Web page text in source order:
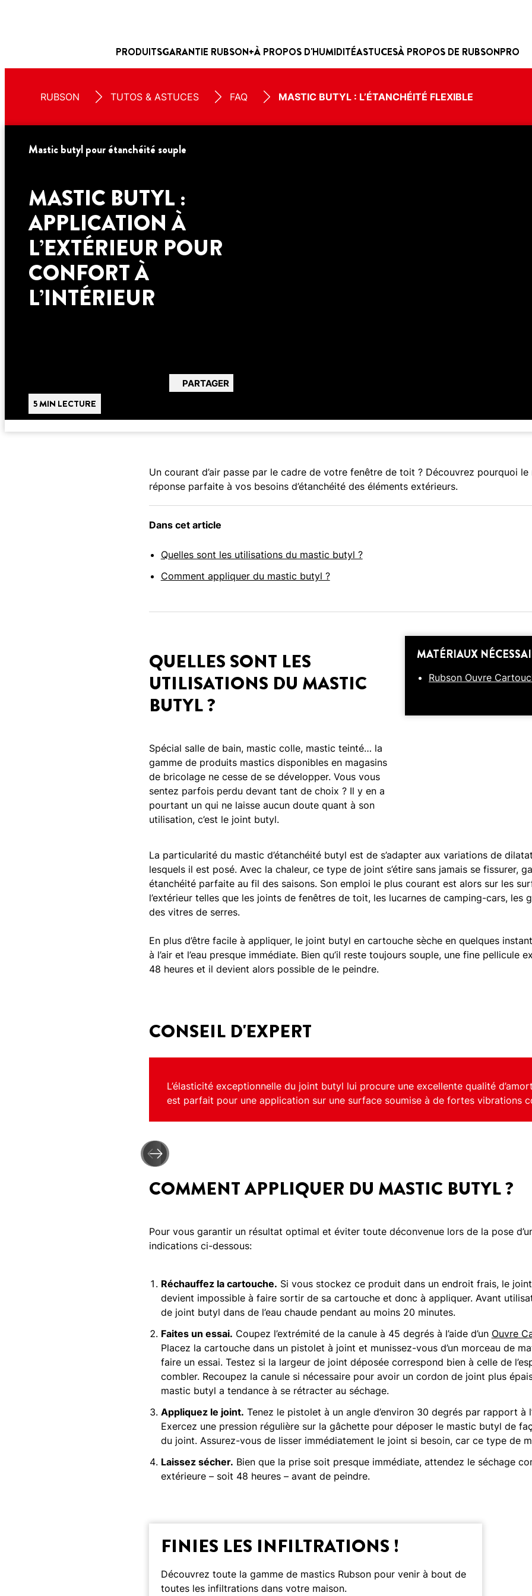
PRODUITSGARANTIE RUBSON+À PROPOS D'HUMIDITÉASTUCESÀ PROPOS DE RUBSONPRO
RUBSON TUTOS & ASTUCES FAQ MASTIC BUTYL : L’ÉTANCHÉITÉ FLEXIBLE
Mastic butyl pour étanchéité souple
MASTIC BUTYL :
APPLICATION À
L’EXTÉRIEUR POUR
CONFORT À
L’INTÉRIEUR
5 MIN LECTURE
PARTAGER
Un courant d’air passe par le cadre de votre fenêtre de toit ? Découvrez pourquoi
réponse parfaite à vos besoins d’étanchéité des éléments extérieurs.
Dans cet article
Quelles sont les utilisations du mastic butyl ?
Comment appliquer du mastic butyl ?
QUELLES SONT LES
UTILISATIONS DU MASTIC
BUTYL ?
Spécial salle de bain, mastic colle, mastic teinté… la
gamme de produits mastics disponibles en magasins
de bricolage ne cesse de se développer. Vous vous
sentez parfois perdu devant tant de choix ? Il y en a
pourtant un qui ne laisse aucun doute quant à son
utilisation, c’est le joint butyl.
MATÉRIAUX
Rubson Ouvre
La particularité du mastic d’étanchéité butyl est de s’adapter aux variations de
lesquels il est posé. Avec la chaleur, ce type de joint s’étire sans jamais se fissurer,
étanchéité parfaite au fil des saisons. Son emploi le plus courant est alors sur les
l’extérieur telles que les joints de fenêtres de toit, les lucarnes de camping-cars, les
des vitres de serres.
En plus d’être facile à appliquer, le joint butyl en cartouche sèche en quelques
à l’air et l’eau presque immédiate. Bien qu’il reste toujours souple, une fine pellicule
48 heures et il devient alors possible de le peindre.
CONSEIL D'EXPERT
L’élasticité exceptionnelle du joint butyl lui procure une excellente qualité
est parfait pour une application sur une surface soumise à de fortes vibrations
COMMENT APPLIQUER DU MASTIC BUTYL ?
Pour vous garantir un résultat optimal et éviter toute déconvenue lors de la pose
indications ci-dessous:
Réchauffez la cartouche. Si vous stockez ce produit dans un endroit frais, le
devient impossible à faire sortir de sa cartouche et donc à appliquer. Avant
de joint butyl dans de l’eau chaude pendant au moins 20 minutes.
Faites un essai. Coupez l’extrémité de la canule à 45 degrés à l’aide d’un Ouvre
Placez la cartouche dans un pistolet à joint et munissez-vous d’un morceau de
faire un essai. Testez si la largeur de joint déposée correspond bien à celle de
combler. Recoupez la canule si nécessaire pour avoir un cordon de joint plus
mastic butyl a tendance à se rétracter au séchage.
Appliquez le joint. Tenez le pistolet à un angle d’environ 30 degrés par rapport à
Exercez une pression régulière sur la gâchette pour déposer le mastic butyl de
du joint. Assurez-vous de lisser immédiatement le joint si besoin, car ce type de
Laissez sécher. Bien que la prise soit presque immédiate, attendez le séchage
extérieure – soit 48 heures – avant de peindre.
FINIES LES INFILTRATIONS !
Découvrez toute la gamme de mastics Rubson pour venir à bout de
toutes les infiltrations dans votre maison.